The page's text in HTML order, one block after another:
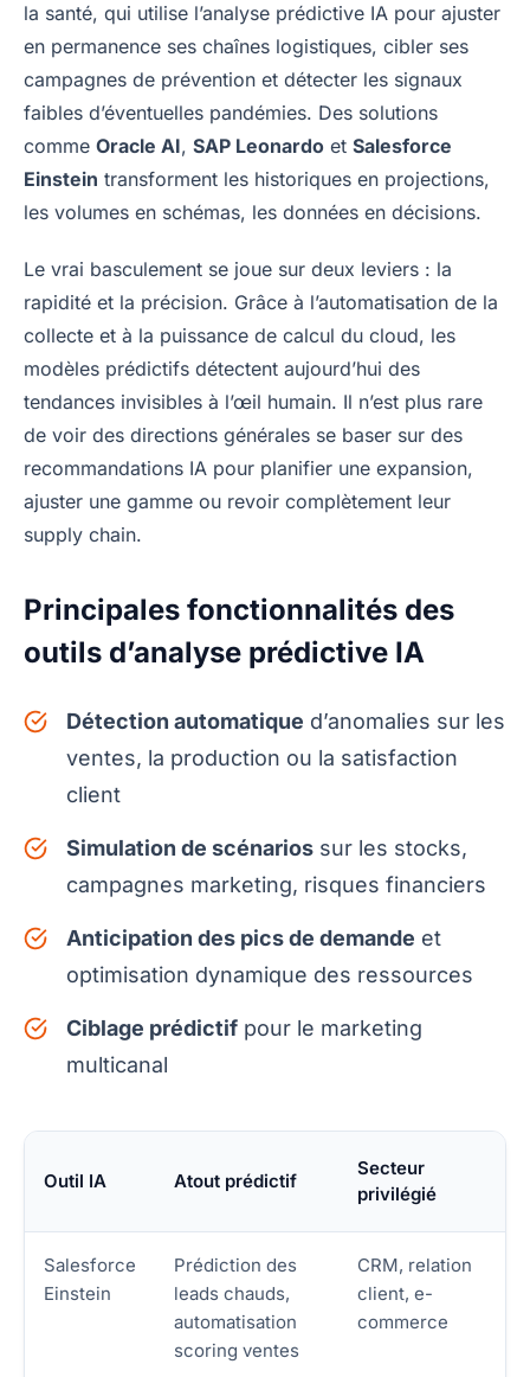
la santé, qui utilise l’analyse prédictive IA pour ajuster
en permanence ses chaînes logistiques, cibler ses
campagnes de prévention et détecter les signaux
faibles d’éventuelles pandémies. Des solutions
comme Oracle AI, SAP Leonardo et Salesforce
Einstein transforment les historiques en projections,
les volumes en schémas, les données en décisions.
Le vrai basculement se joue sur deux leviers : la
rapidité et la précision. Grâce à l’automatisation de la
collecte et à la puissance de calcul du cloud, les
modèles prédictifs détectent aujourd’hui des
tendances invisibles à l’œil humain. Il n’est plus rare
de voir des directions générales se baser sur des
recommandations IA pour planifier une expansion,
ajuster une gamme ou revoir complètement leur
supply chain.
Principales fonctionnalités des
outils d’analyse prédictive IA
Détection automatique d’anomalies sur les
ventes, la production ou la satisfaction
client
Simulation de scénarios sur les stocks,
campagnes marketing, risques financiers
Anticipation des pics de demande et
optimisation dynamique des ressources
Ciblage prédictif pour le marketing
multicanal
Outil IA Atout prédictif
Secteur
privilégié
Salesforce
Einstein
Prédiction des
leads chauds,
automatisation
scoring ventes
CRM, relation
client, e-
commerce